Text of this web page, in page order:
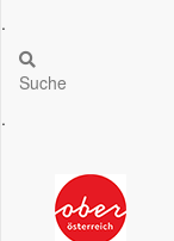
.
Suche
.